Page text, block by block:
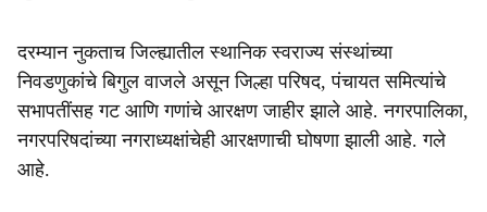
दरम्यान नुकताच जिल्ह्यातील स्थानिक स्वराज्य संस्थांच्या
निवडणुकांचे बिगुल वाजले असून जिल्हा परिषद, पंचायत समित्यांचे
सभापतींसह गट आणि गणांचे आरक्षण जाहीर झाले आहे. नगरपालिका,
नगरपरिषदांच्या नगराध्यक्षांचेही आरक्षणाची घोषणा झाली आहे. गले
आहे.